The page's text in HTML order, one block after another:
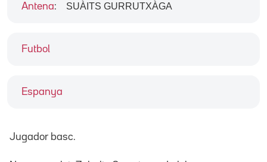
Futbol
Espanya
Antena: SUÀITS GURRUTXÀGA
Jugador basc.